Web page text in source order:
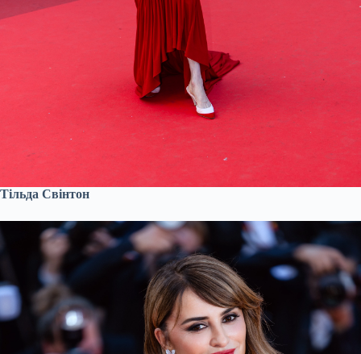
Тільда Свінтон